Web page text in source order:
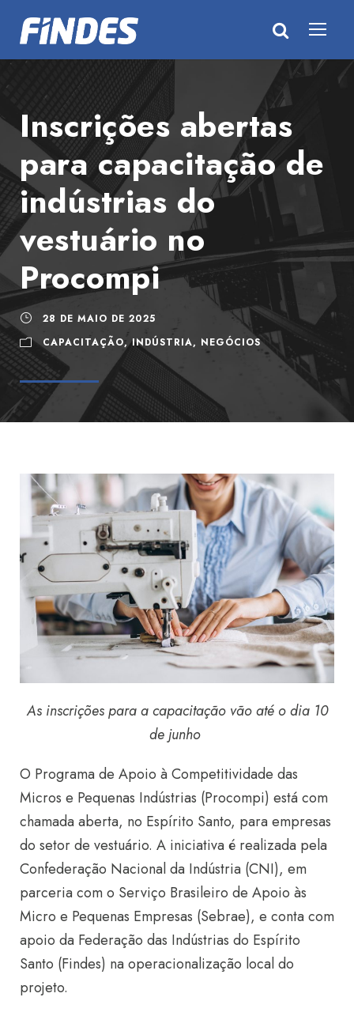
Inscrições abertas
para capacitação de
indústrias do
vestuário no
Procompi
28 DE MAIO DE 2025
CAPACITAÇÃO, INDÚSTRIA, NEGÓCIOS
As inscrições para a capacitação vão até o dia 10
de junho
O Programa de Apoio à Competitividade das
Micros e Pequenas Indústrias (Procompi) está com
chamada aberta, no Espírito Santo, para empresas
do setor de vestuário. A iniciativa é realizada pela
Confederação Nacional da Indústria (CNI), em
parceria com o Serviço Brasileiro de Apoio às
Micro e Pequenas Empresas (Sebrae), e conta com
apoio da Federação das Indústrias do Espírito
Santo (Findes) na operacionalização local do
projeto.